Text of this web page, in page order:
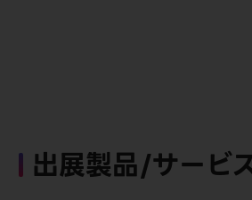
出展製品/サービ